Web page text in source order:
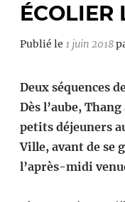
ÉCOLIER
Publié le 1 juin 2018
Deux séquences
Dès l’aube,
petits déjeuners
Ville, avant de se
l’après-midi